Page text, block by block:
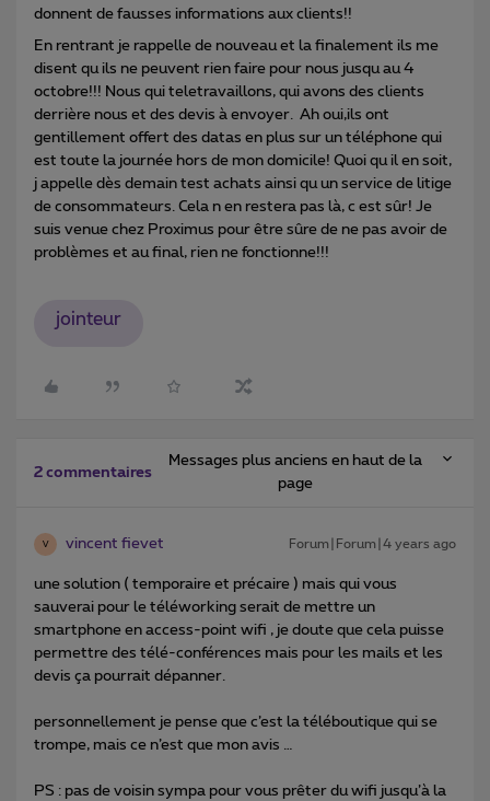
donnent de fausses informations aux clients!!
En rentrant je rappelle de nouveau et la finalement ils me
disent qu ils ne peuvent rien faire pour nous jusqu au 4
octobre!!! Nous qui teletravaillons, qui avons des clients
derrière nous et des devis à envoyer. Ah oui,ils ont
gentillement offert des datas en plus sur un téléphone qui
est toute la journée hors de mon domicile! Quoi qu il en soit,
j appelle dès demain test achats ainsi qu un service de litige
de consommateurs. Cela n en restera pas là, c est sûr! Je
suis venue chez Proximus pour être sûre de ne pas avoir de
problèmes et au final, rien ne fonctionne!!!
jointeur
2 commentaires
Messages plus anciens en haut de la
page
V vincent fievet Forum|Forum|4 years ago
une solution ( temporaire et précaire ) mais qui vous
sauverai pour le téléworking serait de mettre un
smartphone en access-point wifi , je doute que cela puisse
permettre des télé-conférences mais pour les mails et les
devis ça pourrait dépanner.
personnellement je pense que c’est la téléboutique qui se
trompe, mais ce n’est que mon avis …
PS : pas de voisin sympa pour vous prêter du wifi jusqu’à la